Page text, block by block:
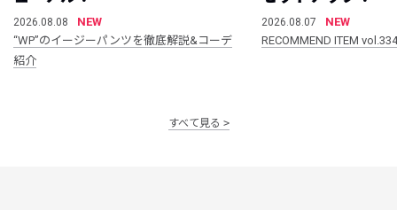
2026.08.08
NEW
“WP”のイージーパンツを徹底解説&コーデ
紹介
2026.08.07
NEW
RECOMMEND ITEM vol.334
すべて見る